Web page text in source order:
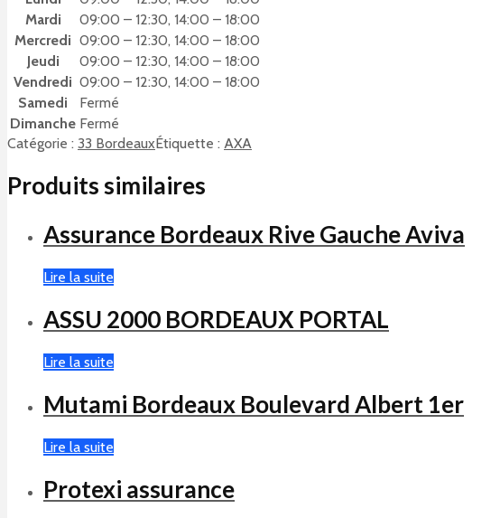
Mardi
09:00 – 12:30, 14:00 – 18:00
Mercredi 09:00 – 12:30, 14:00 – 18:00
Jeudi
09:00 – 12:30, 14:00 – 18:00
Vendredi 09:00 – 12:30, 14:00 – 18:00
Samedi
Fermé
Dimanche Fermé
Catégorie : 33 BordeauxÉtiquette : AXA
Produits similaires
Assurance Bordeaux Rive Gauche Aviva
Lire la suite
ASSU 2000 BORDEAUX PORTAL
Lire la suite
Mutami Bordeaux Boulevard Albert 1er
Lire la suite
Protexi assurance